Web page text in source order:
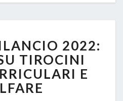
DI
BILANCIO
2022:
NOVITA’
SU
2022:
TIROCINI
E